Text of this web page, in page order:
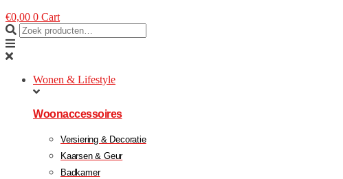
€0,00 0 Cart
Wonen & Lifestyle
Woonaccessoires
Versiering & Decoratie
Kaarsen & Geur
Badkamer